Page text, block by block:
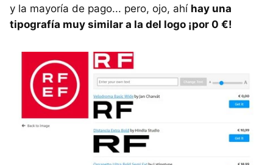
y la mayoría de pago... pero, ojo, ahí hay una
tipografía muy similar a la del logo ¡por 0 €!